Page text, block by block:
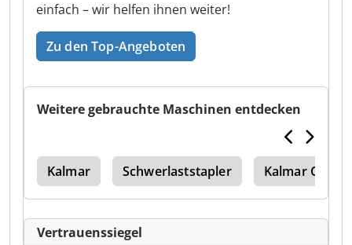
einfach – wir helfen ihnen weiter!
Zu den Top-Angeboten
Weitere gebrauchte Maschinen entdecken
Kalmar Schwerlaststapler Kalmar
Vertrauenssiegel